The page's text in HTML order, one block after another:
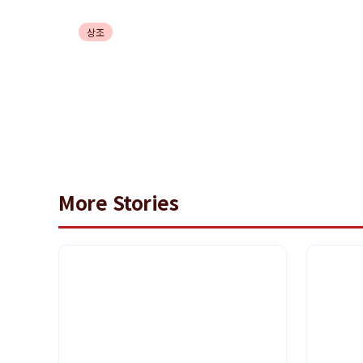
상조
More Stories